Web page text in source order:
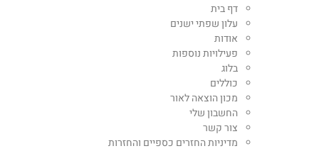
דף בית
עלון שפתי ישנים
אודות
פעילויות נוספות
בלוג
כוללים
מכון הוצאה לאור
החשבון שלי
צור קשר
מדיניות החזרים כספיים והחזרות